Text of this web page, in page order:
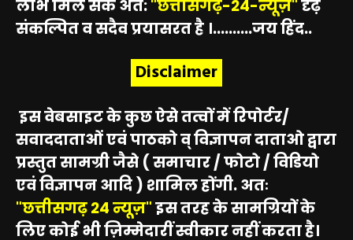
लाभ मिल सके अत:"छत्तीसगढ़-24-न्यूज़"दृढ़
संकल्पित व सदैव प्रयासरत है ।..........जय हिंद..
Disclaimer
इस वेबसाइट के कुछ ऐसे तत्वों में रिपोर्टर/
सवाददाताओं एवं पाठको व् विज्ञापन दाताओ द्वारा
प्रस्तुत सामग्री जैसे ( समाचार / फोटो / विडियो
एवं विज्ञापन आदि ) शामिल होंगी. अतः
"छत्तीसगढ़ 24 न्यूज़"इस तरह के सामग्रियों के
लिए कोई भी ज़िम्मेदारीं स्वीकार नहीं करता है।